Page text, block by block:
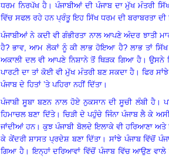
ਧਰਮ ਨਿਰਪੱਖ ਹੈ। ਪੰਜਾਬੀਆਂ ਦੀ ਪੰਜਾਬ ਦਾ ਮੁੱਖ ਮੰਤਰੀ
ਵਿੱਚ ਸਫਲ ਰਹੇ ਹਨ ਪ੍ਰੰਤੂ ਇਹ ਸਿੱਖ ਧਰਮ ਦੀ ਬਰਾਬਰਤਾ ਦੀ
ਪੰਜਾਬੀਆਂ ਨੇ ਕਦੀ ਵੀ ਗੰਭੀਰਤਾ ਨਾਲ ਆਪਣੇ ਅੰਦਰ ਝਾਤੀ
ਹੈ?ਭਾਵ, ਆਮ ਲੋਕਾਂ ਨੂੰ ਕੀ ਲਾਭ ਹੋਇਆ ਹੈ? ਲਾਭ ਤਾਂ
ਅਕਾਲੀ ਦਲ ਵੀ ਆਪਣੇ ਨਿਸ਼ਾਨੇ ਤੋਂ ਥਿੜਕ ਗਿਆ ਹੈ।ਉਸਨੇ
ਪਾਰਟੀ ਦਾ ਤਾਂ ਕੋਈ ਵੀ ਮੁੱਖ ਮੰਤਰੀ ਬਣ ਸਕਦਾ ਹੈ। ਫਿਰ ਸਾਂਝੇ
ਪੰਜਾਬ ਦੇ ਹਿਤਾਂ ’ਤੇ ਪਹਿਰਾ ਨਹੀਂ ਦਿੱਤਾ ।
ਪੰਜਾਬੀ ਸੂਬਾ ਬਣਨ ਨਾਲ ਹੋਏ ਨੁਕਸਾਨ ਦੀ ਸੂਚੀ ਲੰਬੀ ਹੈ।
ਹਿਮਾਚਲ ਬਣਾ ਦਿੱਤੇ। ਚਿੜੀ ਦੇ ਪਹੁੰਚੇ ਜਿੰਨਾ ਪੰਜਾਬ ਲੈ ਕੇ
ਜਾਂਦੀਆਂ ਹਨ।ਕੁਝ ਪੰਜਾਬੀ ਬੋਲਦੇ ਇਲਾਕੇ ਵੀ ਹਰਿਆਣਾ ਅਤੇ
ਕੇ ਕੇਂਦਰੀ ਸ਼ਾਸਤ ਪ੍ਰਦੇਸ਼ ਬਣਾ ਦਿੱਤਾ ।ਸਾਂਝੇ ਪੰਜਾਬ ਵਿੱਚੋਂ
ਗਿਆ ਹੈ।ਇਨ੍ਹਾਂ ਦਰਿਆਵਾਂ ਵਿੱਚੋਂ ਪੰਜਾਬ ਵਿੱਚ ਆਉਣ ਵਾਲੇ